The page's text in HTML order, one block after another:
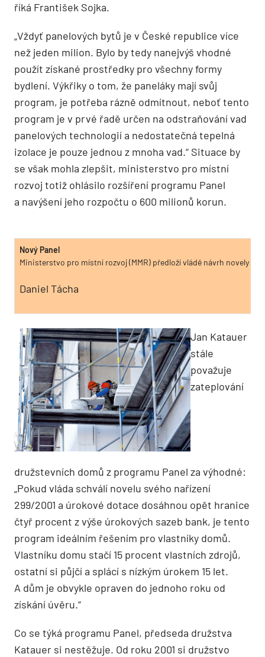
říká František Sojka.
„Vždyť panelových bytů je v České republice více
než jeden milion. Bylo by tedy nanejvýš vhodné
použít získané prostředky pro všechny formy
bydlení. Výkřiky o tom, že paneláky mají svůj
program, je potřeba rázně odmítnout, neboť tento
program je v prvé řadě určen na odstraňování vad
panelových technologií a nedostatečná tepelná
izolace je pouze jednou z mnoha vad.“ Situace by
se však mohla zlepšit, ministerstvo pro místní
rozvoj totiž ohlásilo rozšíření programu Panel
a navýšení jeho rozpočtu o 600 milionů korun.
Nový Panel
Ministerstvo pro místní rozvoj (MMR) předloží vládě návrh novely
Daniel Tácha
Jan Katauer
stále
považuje
zateplování
družstevních domů z programu Panel za výhodné:
„Pokud vláda schválí novelu svého nařízení
299/2001 a úrokové dotace dosáhnou opět hranice
čtyř procent z výše úrokových sazeb bank, je tento
program ideálním řešením pro vlastníky domů.
Vlastníku domu stačí 15 procent vlastních zdrojů,
ostatní si půjčí a splácí s nízkým úrokem 15 let.
A dům je obvykle opraven do jednoho roku od
získání úvěru.“
Co se týká programu Panel, předseda družstva
Katauer si nestěžuje. Od roku 2001 si družstvo